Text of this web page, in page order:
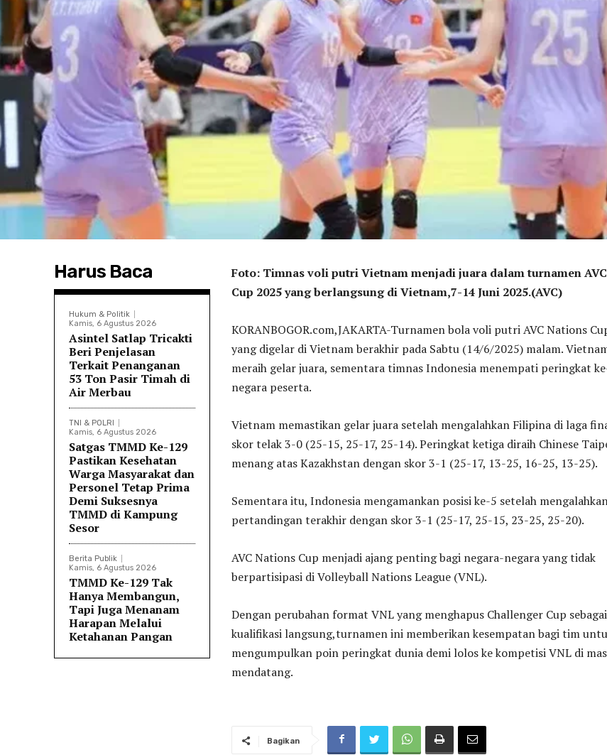
Harus Baca
Hukum & Politik
Kamis, 6 Agustus 2026
Asintel Satlap Tricakti
Beri Penjelasan
Terkait Penanganan
53 Ton Pasir Timah di
Air Merbau
TNI & POLRI
Kamis, 6 Agustus 2026
Satgas TMMD Ke-129
Pastikan Kesehatan
Warga Masyarakat dan
Personel Tetap Prima
Demi Suksesnya
TMMD di Kampung
Sesor
Berita Publik
Kamis, 6 Agustus 2026
TMMD Ke-129 Tak
Hanya Membangun,
Tapi Juga Menanam
Harapan Melalui
Ketahanan Pangan
Foto: Timnas voli putri Vietnam menjadi juara dalam turnamen
Cup 2025 yang berlangsung di Vietnam,7-14 Juni 2025.(AVC)
KORANBOGOR.com,JAKARTA-Turnamen bola voli putri AVC Nations
yang digelar di Vietnam berakhir pada Sabtu (14/6/2025) malam.
meraih gelar juara, sementara timnas Indonesia menempati peringkat
negara peserta.
Vietnam memastikan gelar juara setelah mengalahkan Filipina di laga
skor telak 3-0 (25-15, 25-17, 25-14). Peringkat ketiga diraih Chinese
menang atas Kazakhstan dengan skor 3-1 (25-17, 13-25, 16-25, 13-25).
Sementara itu, Indonesia mengamankan posisi ke-5 setelah
pertandingan terakhir dengan skor 3-1 (25-17, 25-15, 23-25, 25-20).
AVC Nations Cup menjadi ajang penting bagi negara-negara yang tidak
berpartisipasi di Volleyball Nations League (VNL).
Dengan perubahan format VNL yang menghapus Challenger Cup sebagai
kualifikasi langsung,turnamen ini memberikan kesempatan bagi tim
mengumpulkan poin peringkat dunia demi lolos ke kompetisi VNL di
mendatang.
Bagikan